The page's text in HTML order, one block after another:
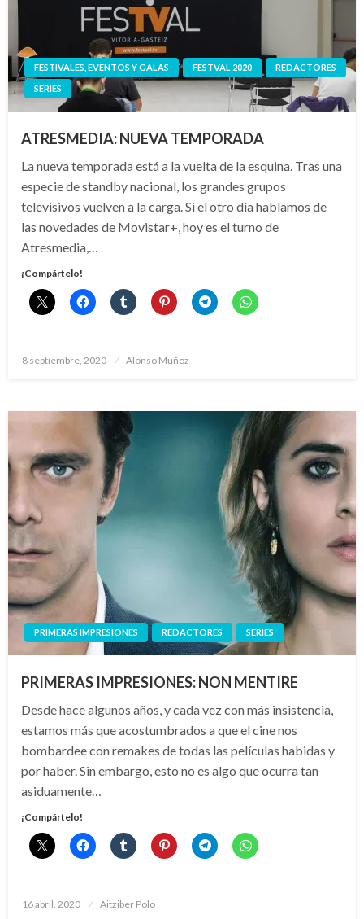
FESTIVALES, EVENTOS Y GALAS FESTVAL 2020
REDACTORES
SERIES
ATRESMEDIA: NUEVA TEMPORADA
La nueva temporada está a la vuelta de la esquina. Tras una
especie de standby nacional, los grandes grupos
televisivos vuelven a la carga. Si el otro día hablamos de
las novedades de Movistar+, hoy es el turno de
Atresmedia,…
¡Compártelo!
Publicado
8 septiembre, 2020 Alonso Muñoz
PRIMERAS IMPRESIONES REDACTORES SERIES
PRIMERAS IMPRESIONES: NON MENTIRE
Desde hace algunos años, y cada vez con más insistencia,
estamos más que acostumbrados a que el cine nos
bombardee con remakes de todas las películas habidas y
por haber. Sin embargo, esto no es algo que ocurra tan
asiduamente…
¡Compártelo!
Publicado
16 abril, 2020 Aitziber Polo